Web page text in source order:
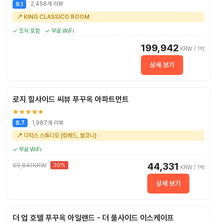
9.1
2,456개 리뷰
📍 KING CLASSICO ROOM
✓ 조식 포함 ✓ 무료 WiFi
199,942 KRW / 1박
상세 보기
로지 힐사이드 씨뷰 푸꾸옥 아파트먼트
★★★★★
8.7
1,987개 리뷰
📍 디럭스 스튜디오 (킹베드, 발코니)
✓ 무료 WiFi
69,841KRW 30% 44,331 KRW / 1박
상세 보기
더 업 호텔 푸꾸옥 아일랜드 - 더 풀사이드 이스케이프